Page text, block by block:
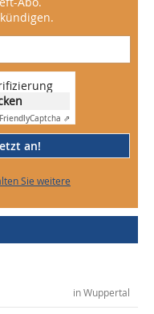
FriendlyCaptcha ⇗
an!
Sie weitere
in Wuppertal